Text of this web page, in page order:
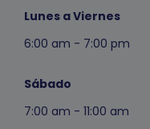
Lunes a Viernes
6:00 am - 7:00 pm
Sábado
7:00 am - 11:00 am